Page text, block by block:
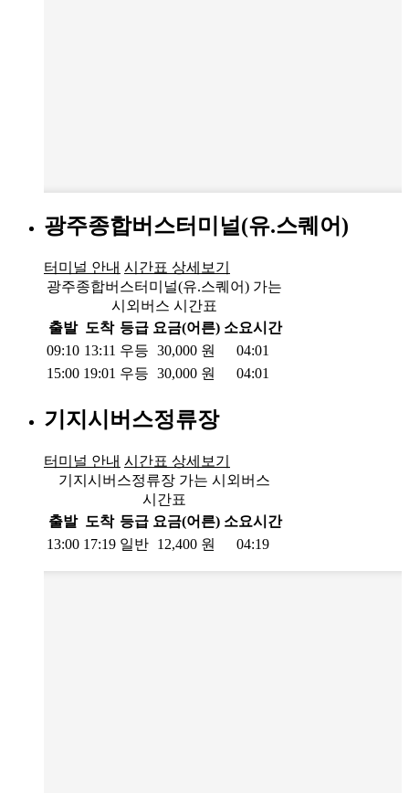
광주종합버스터미널(유.스퀘어)
터미널 안내 시간표 상세보기
광주종합버스터미널(유.스퀘어) 가는
시외버스 시간표
출발 도착 등급 요금(어른) 소요시간
09:10 13:11 우등 30,000 원
04:01
15:00 19:01 우등 30,000 원 04:01
기지시버스정류장
터미널 안내 시간표 상세보기
기지시버스정류장 가는 시외버스
시간표
출발 도착 등급 요금(어른) 소요시간
13:00 17:19 일반 12,400 원 04:19